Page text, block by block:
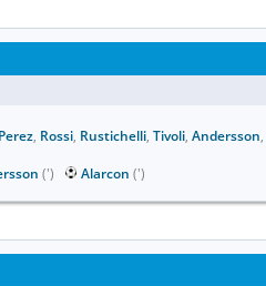
Perez, Rossi, Rustichelli, Tivoli, Andersson,
(') Alarcon (')